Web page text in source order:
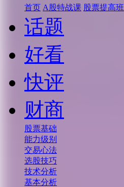
首页 A股特战课 股票提高班
话题
好看
快评
财商
股票基础
能力级别
交易心法
选股技巧
技术分析
基本分析